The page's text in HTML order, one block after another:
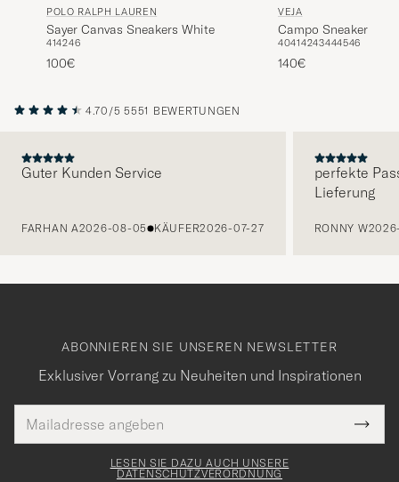
POLO RALPH LAUREN
Sayer Canvas Sneakers White
414246
100€
VEJA
Campo Sneaker
White/Almond
40414243444546
140€
4.70/5 5551 BEWERTUNGEN
Guter Kunden Service
FARHAN A2026-08-05 KÄUFER2026-07-27
perfekte
Lieferung
RONNY W
ABONNIEREN SIE UNSEREN NEWSLETTER
Exklusiver Vorrang zu Neuheiten und Inspirationen
Mail
Adresse
Tack
för
LESEN SIE DAZU AUCH UNSERE
DATENSCHUTZVERORDNUNG